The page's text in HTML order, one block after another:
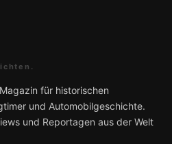
für historischen
und Automobilgeschichte.
und Reportagen aus der Welt